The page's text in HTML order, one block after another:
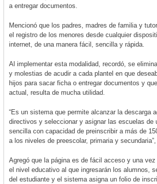
a entregar documentos.
Mencionó que los padres, madres de familia y
el registro de los menores desde cualquier
internet, de una manera fácil, sencilla y rápida.
Al implementar esta modalidad, recordó, se
y molestias de acudir a cada plantel en que
hijos para sacar ficha o entregar documentos y
actual, resulta de mucha utilidad.
“Es un sistema que permite alcanzar la descarga
directivos y seleccionar y asignar las escuelas de
sencilla con capacidad de preinscribir a más de
a los niveles de preescolar, primaria y secundaria”,
Agregó que la página es de fácil acceso y una
el nivel educativo al que ingresarán los alumnos,
del estudiante y el sistema asigna un folio de